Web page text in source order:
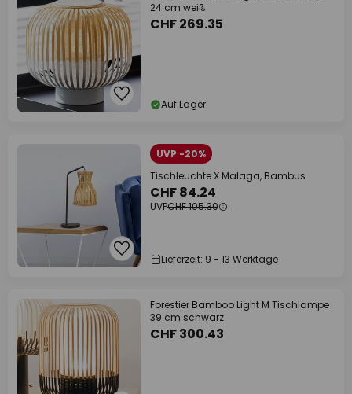
24 cm weiß
CHF 269.35
Auf Lager
UVP -20%
Tischleuchte X Malaga, Bambus
CHF 84.24
UVPCHF 105.30
Lieferzeit: 9 - 13 Werktage
Forestier Bamboo Light M Tischlampe
39 cm schwarz
CHF 300.43